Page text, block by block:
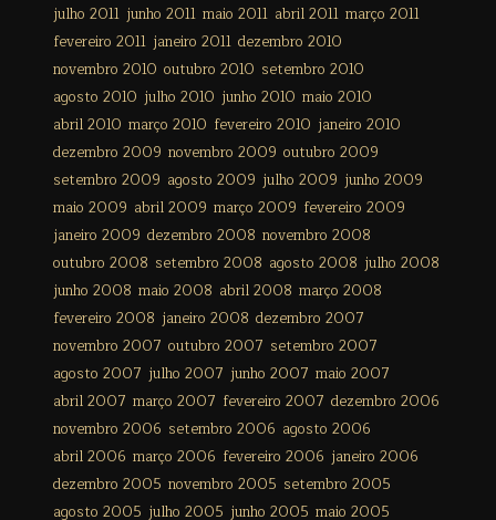
julho 2011 junho 2011 maio 2011 abril 2011 março 2011
fevereiro 2011 janeiro 2011 dezembro 2010
novembro 2010 outubro 2010 setembro 2010
agosto 2010 julho 2010 junho 2010 maio 2010
abril 2010 março 2010 fevereiro 2010 janeiro 2010
dezembro 2009 novembro 2009 outubro 2009
setembro 2009 agosto 2009 julho 2009 junho 2009
maio 2009 abril 2009 março 2009 fevereiro 2009
janeiro 2009 dezembro 2008 novembro 2008
outubro 2008 setembro 2008 agosto 2008 julho 2008
junho 2008 maio 2008 abril 2008 março 2008
fevereiro 2008 janeiro 2008 dezembro 2007
novembro 2007 outubro 2007 setembro 2007
agosto 2007 julho 2007 junho 2007 maio 2007
abril 2007 março 2007 fevereiro 2007 dezembro 2006
novembro 2006 setembro 2006 agosto 2006
abril 2006 março 2006 fevereiro 2006 janeiro 2006
dezembro 2005 novembro 2005 setembro 2005
agosto 2005 julho 2005 junho 2005 maio 2005